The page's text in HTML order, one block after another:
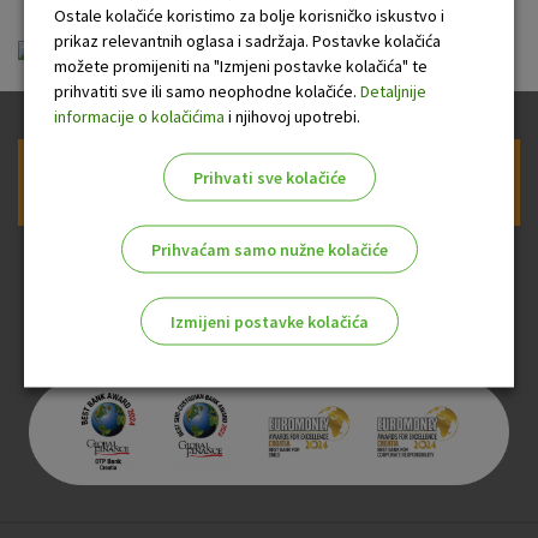
ou-visa-classic-charge_20100701.pdf
Prijava na newsletter OTP banke
Ostale kolačiće koristimo za bolje korisničko iskustvo i
prikaz relevantnih oglasa i sadržaja. Postavke kolačića
možete promijeniti na "Izmjeni postavke kolačića" te
prihvatiti sve ili samo neophodne kolačiće. Detaljnije
informacije o kolačićima i njihovoj upotrebi.
Prihvati sve kolačiće
Prihvaćam samo nužne kolačiće
Izmijeni postavke kolačića